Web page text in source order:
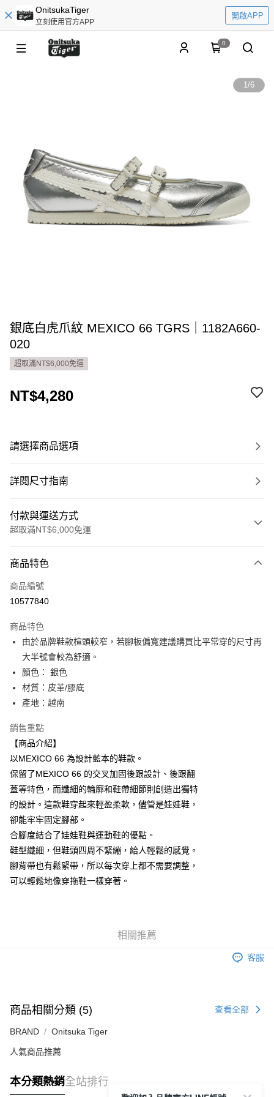
OnitsukaTiger
立刻使用官方APP
開啟APP
0
1/6
銀底白虎爪紋 MEXICO 66 TGRS｜1182A660-
020
超取滿NT$6,000免運
NT$4,280
請選擇商品選項
詳閱尺寸指南
付款與運送方式
超取滿NT$6,000免運
信用卡一次付款
超商取貨付款
Apple Pay
ATM付款
運送方式
每筆NT$80，滿NT$6,000(含以上)免運費
付款後全家取貨
萊爾富取貨付款
每筆NT$80，滿NT$6,000(含以上)免運費
付款後萊爾富取貨
每筆NT$80，滿NT$6,000(含以上)免運費
7-11取貨付款
每筆NT$80，滿NT$6,000(含以上)免運費
商品特色
商品編號
10577840
商品特色
由於品牌鞋款楦頭較窄，若腳板偏寬建議購買比平常穿的尺寸再
大半號會較為舒適。
顏色： 銀色
材質：皮革/膠底
產地：越南
銷售重點
【商品介紹】
以MEXICO 66 為設計藍本的鞋款。
保留了MEXICO 66 的交叉加固後跟設計、後跟翻
蓋等特色，而纖細的輪廓和鞋帶細節則創造出獨特
的設計。這款鞋穿起來輕盈柔軟，儘管是娃娃鞋，
卻能牢牢固定腳部。
合腳度結合了娃娃鞋與運動鞋的優點。
鞋型纖細，但鞋頭四周不緊繃，給人輕鬆的感覺。
腳背帶也有鬆緊帶，所以每次穿上都不需要調整，
可以輕鬆地像穿拖鞋一樣穿著。
相關推薦
客服
商品相關分類 (5) 查看全部
BRAND Onitsuka Tiger
人氣商品推薦
本分類熱銷全站排行